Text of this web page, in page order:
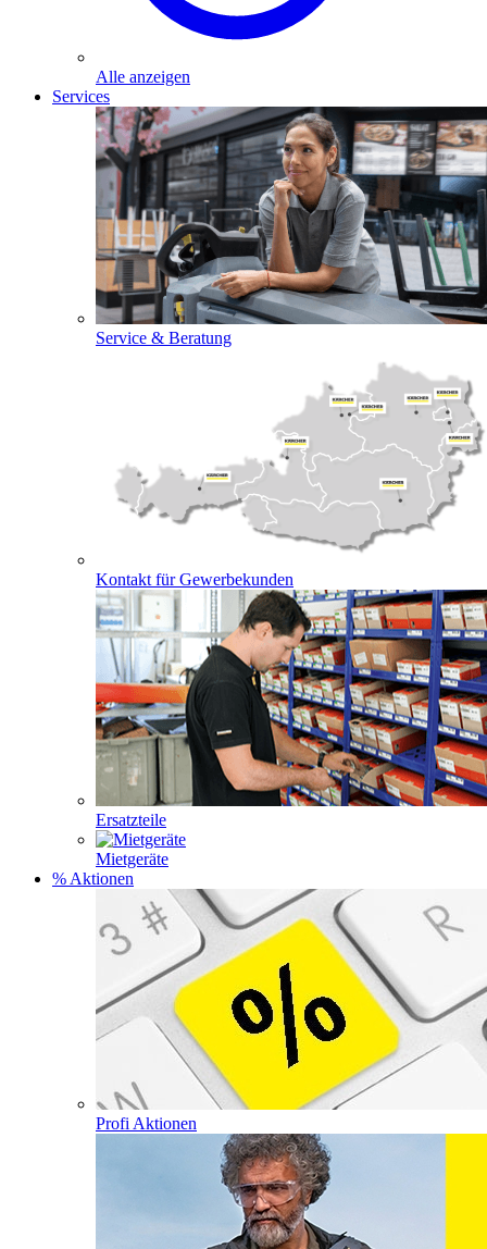
Alle anzeigen
Services
Service & Beratung
Kontakt für Gewerbekunden
Ersatzteile
Mietgeräte
% Aktionen
Profi Aktionen